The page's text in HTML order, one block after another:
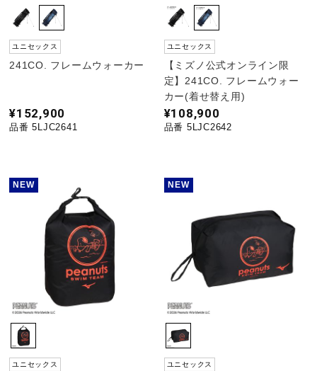
ユニセックス
241CO. フレームウォーカー
¥152,900
品番 5LJC2641
ユニセックス
【ミズノ公式オンライン限
定】241CO. フレームウォー
カー(着せ替え用)
¥108,900
品番 5LJC2642
NEW
ユニセックス
NEW
ユニセックス